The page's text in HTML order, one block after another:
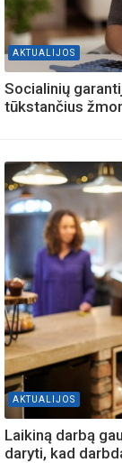
AKTUALIJOS
Socialinių
tūkstančius
AKTUALIJOS
Laikiną darbą
daryti, kad